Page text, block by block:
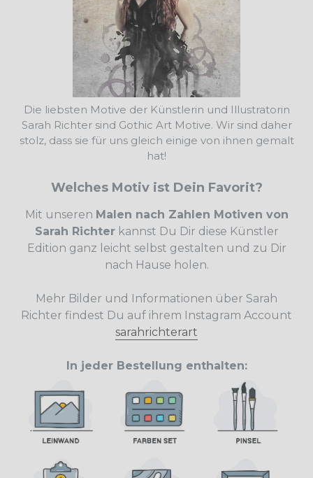
Die liebsten Motive der Künstlerin und Illustratorin
Sarah Richter sind Gothic Art Motive. Wir sind daher
stolz, dass sie für uns gleich einige von ihnen gemalt
hat!
Welches Motiv ist Dein Favorit?
Mit unseren Malen nach Zahlen Motiven von
Sarah Richterkannst Du Dir diese Künstler
Edition ganz leicht selbst gestalten und zu Dir
nach Hause holen.
Mehr Bilder und Informationen über Sarah
Richter findest Du auf ihrem Instagram Account
sarahrichterart
In jeder Bestellung enthalten: